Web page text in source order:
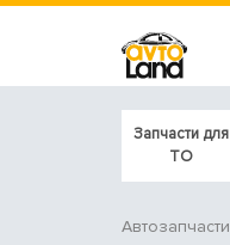
Запчасти для
ТО
Автозапчасти